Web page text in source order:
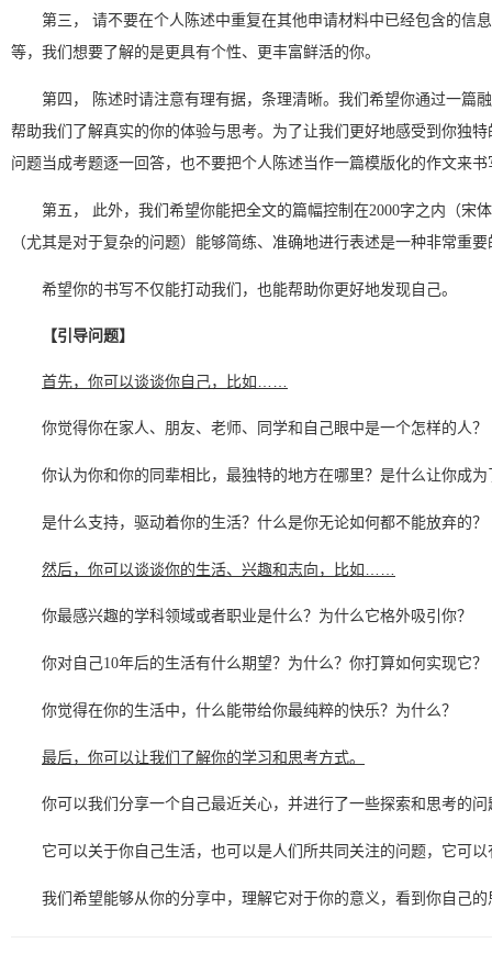
第三， 请不要在个人陈述中重复在其他申请材料中已经包含的信
等，我们想要了解的是更具有个性、更丰富鲜活的你。
第四， 陈述时请注意有理有据，条理清晰。我们希望你通过一篇
帮助我们了解真实的你的体验与思考。为了让我们更好地感受到你独
问题当成考题逐一回答，也不要把个人陈述当作一篇模版化的作文来书
第五， 此外，我们希望你能把全文的篇幅控制在2000字之内（宋
（尤其是对于复杂的问题）能够简练、准确地进行表述是一种非常重
希望你的书写不仅能打动我们，也能帮助你更好地发现自己。
【引导问题】
首先，你可以谈谈你自己，比如……
你觉得你在家人、朋友、老师、同学和自己眼中是一个怎样的人？
你认为你和你的同辈相比，最独特的地方在哪里？是什么让你成为
是什么支持，驱动着你的生活？什么是你无论如何都不能放弃的？
然后，你可以谈谈你的生活、兴趣和志向，比如……
你最感兴趣的学科领域或者职业是什么？为什么它格外吸引你？
你对自己10年后的生活有什么期望？为什么？你打算如何实现它？
你觉得在你的生活中，什么能带给你最纯粹的快乐？为什么？
最后，你可以让我们了解你的学习和思考方式。
你可以我们分享一个自己最近关心，并进行了一些探索和思考的问
它可以关于你自己生活，也可以是人们所共同关注的问题，它可
我们希望能够从你的分享中，理解它对于你的意义，看到你自己的